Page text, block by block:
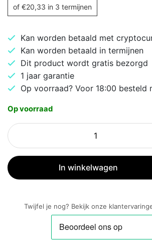
of €20,33 in 3 termijnen
Kan worden betaald met
Kan worden betaald in termijnen
Dit product wordt gratis bezorgd
1 jaar garantie
Op voorraad? Voor 18:00 besteld
Op voorraad
Logitech
M720
|
Draadloze
Rechtshandig
In winkelwagen
Twijfel je nog? Bekijk onze